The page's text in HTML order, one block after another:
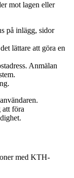
mot lagen eller
på inlägg, sidor
lättare att göra en
Anmälan
föra
med KTH-